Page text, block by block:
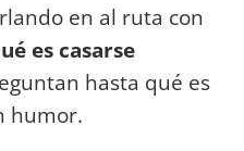
en al ruta con
es casarse
hasta qué es
humor.